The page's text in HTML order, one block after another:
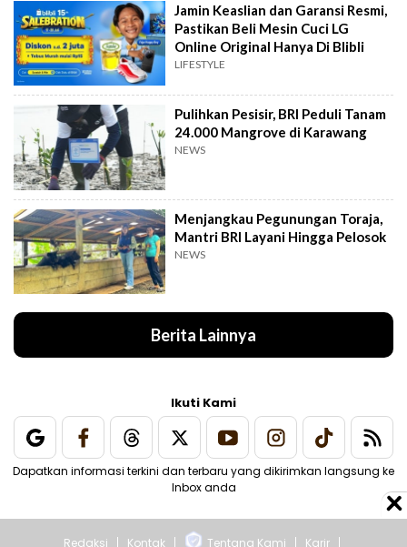
Jamin Keaslian dan Garansi Resmi,
Pastikan Beli Mesin Cuci LG
Online Original Hanya Di Blibli
LIFESTYLE
Pulihkan Pesisir, BRI Peduli Tanam
24.000 Mangrove di Karawang
NEWS
Menjangkau Pegunungan Toraja,
Mantri BRI Layani Hingga Pelosok
NEWS
Berita Lainnya
Ikuti Kami
Dapatkan informasi terkini dan terbaru yang dikirimkan langsung ke
Inbox anda
Redaksi Kontak Tentang Kami Karir